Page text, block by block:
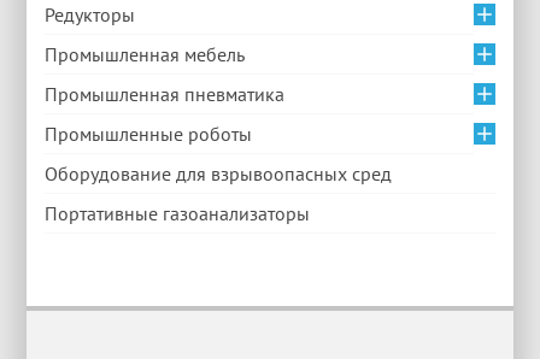
Редукторы
Промышленная мебель
Промышленная пневматика
Промышленные роботы
Оборудование для взрывоопасных сред
Портативные газоанализаторы